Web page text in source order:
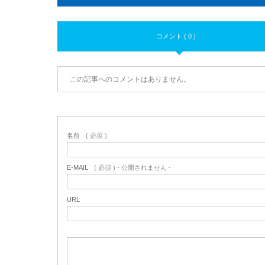
コメント ( 0 )
この記事へのコメントはありません。
名前 ( 必須 )
E-MAIL ( 必須 ) - 公開されません -
URL